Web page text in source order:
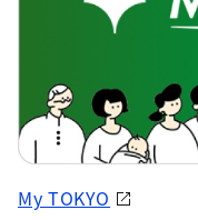
My TOKYO